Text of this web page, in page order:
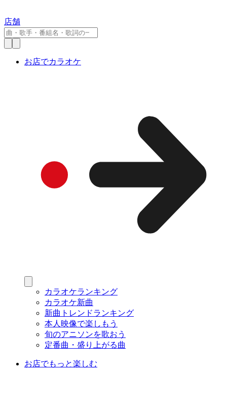
店舗
お店でカラオケ
カラオケランキング
カラオケ新曲
新曲トレンドランキング
本人映像で楽しもう
旬のアニソンを歌おう
定番曲・盛り上がる曲
お店でもっと楽しむ